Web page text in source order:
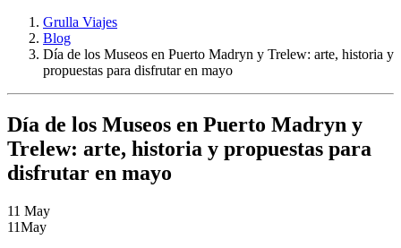
Grulla Viajes
Blog
Día de los Museos en Puerto Madryn y Trelew: arte, historia y
propuestas para disfrutar en mayo
Día de los Museos en Puerto Madryn y
Trelew: arte, historia y propuestas para
disfrutar en mayo
11 May
11May